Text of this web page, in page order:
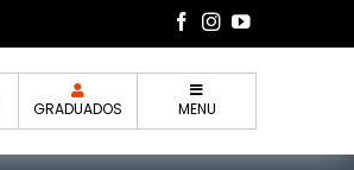
GRADUADOS MENU